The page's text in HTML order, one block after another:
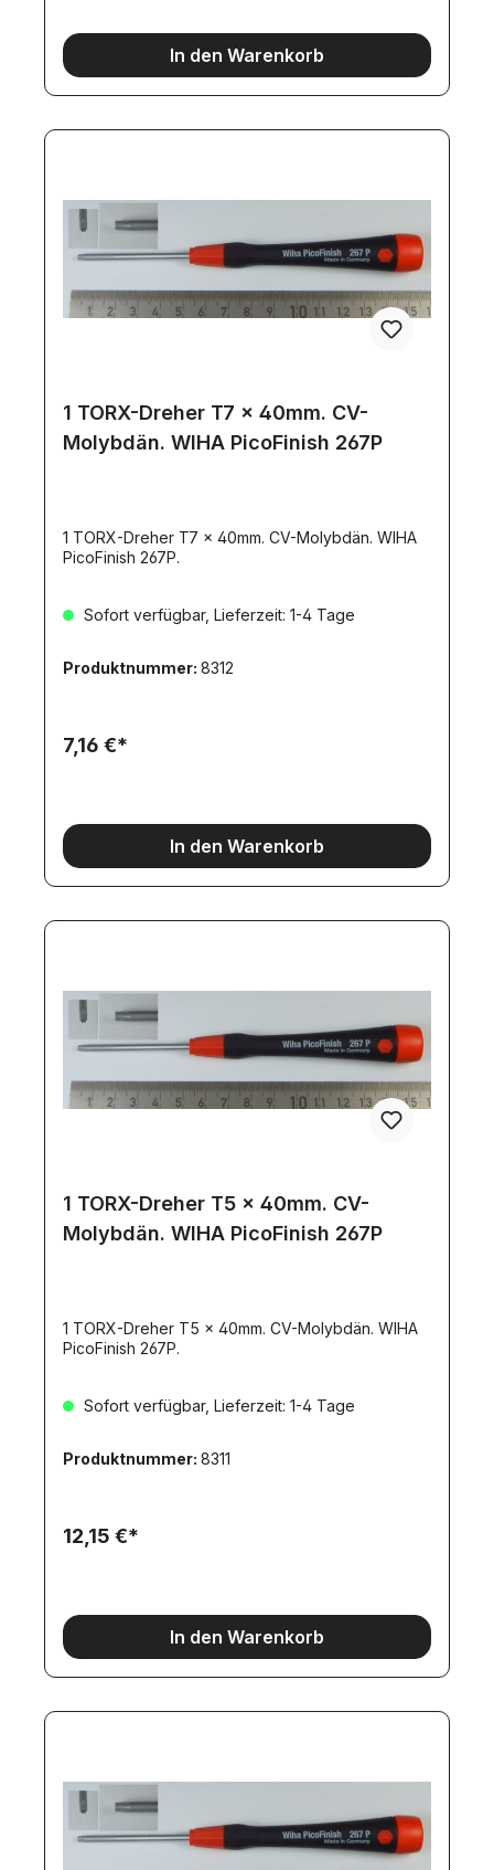
In den Warenkorb
1 TORX-Dreher T7 x 40mm. CV-
Molybdän. WIHA PicoFinish 267P
1 TORX-Dreher T7 x 40mm. CV-Molybdän. WIHA
PicoFinish 267P.
Sofort verfügbar, Lieferzeit: 1-4 Tage
Produktnummer: 8312
7,16 €*
In den Warenkorb
1 TORX-Dreher T5 x 40mm. CV-
Molybdän. WIHA PicoFinish 267P
1 TORX-Dreher T5 x 40mm. CV-Molybdän. WIHA
PicoFinish 267P.
Sofort verfügbar, Lieferzeit: 1-4 Tage
Produktnummer: 8311
12,15 €*
In den Warenkorb